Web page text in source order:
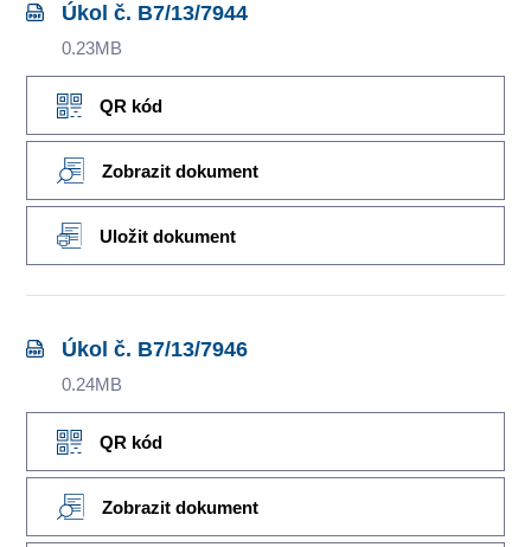
Úkol č. B7/13/7944
0.23MB
QR kód
Zobrazit dokument
Uložit dokument
Úkol č. B7/13/7946
0.24MB
QR kód
Zobrazit dokument